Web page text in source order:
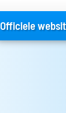
Officiele